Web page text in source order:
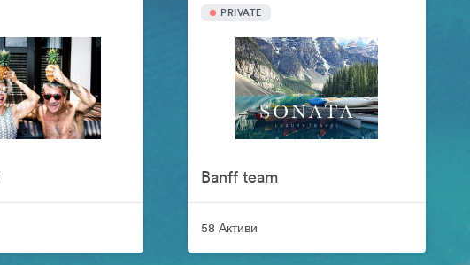
PRIVATE
Banff team
58 Активи